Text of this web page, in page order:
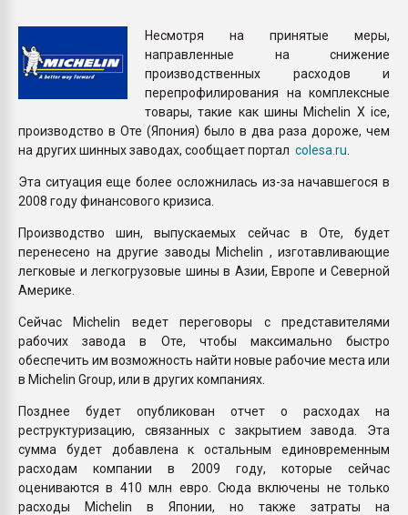
ПЕРЕЙТИ НА
Несмотря на принятые меры,
направленные на снижение
производственных расходов и
перепрофилирования на комплексные
товары, такие как шины Michelin X ice,
производство в Оте (Япония) было в два раза дороже, чем
на других шинных заводах, сообщает портал colesa.ru
Эта ситуация еще более осложнилась из-за начавшегося в
2008 году финансового кризиса.
Производство шин, выпускаемых сейчас в Оте, будет
перенесено на другие заводы Michelin , изготавливающие
легковые и легкогрузовые шины в Азии, Европе и Северной
Америке.
Сейчас Michelin ведет переговоры с представителями
рабочих завода в Оте, чтобы максимально быстро
обеспечить им возможность найти новые рабочие места или
в Michelin Group, или в других компаниях.
Позднее будет опубликован отчет о расходах на
реструктуризацию, связанных с закрытием завода. Эта
сумма будет добавлена к остальным единовременным
расходам компании в 2009 году, которые сейчас
оцениваются в 410 млн евро. Сюда включены не только
расходы Michelin в Японии, но также затраты на